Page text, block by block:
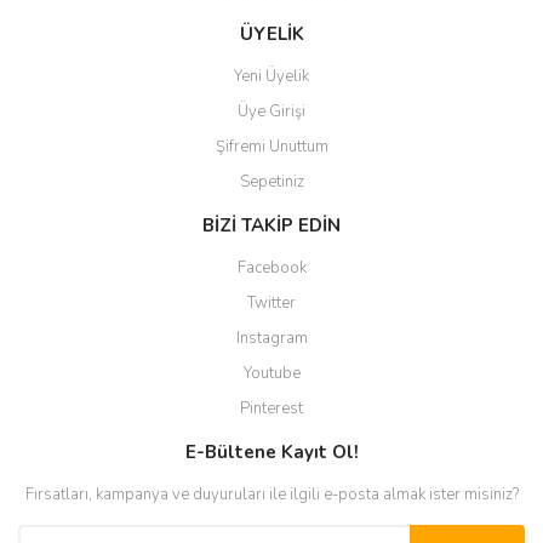
ÜYELİK
Yeni Üyelik
Üye Girişi
Şifremi Unuttum
Sepetiniz
BİZİ TAKİP EDİN
Facebook
Twitter
Instagram
Youtube
Pinterest
E-Bültene Kayıt Ol!
Fırsatları, kampanya ve duyuruları ile ilgili e-posta almak ister misiniz?